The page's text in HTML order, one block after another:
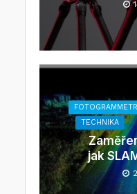
TECHNIKA
jak